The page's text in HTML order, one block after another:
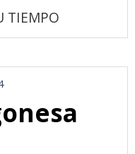
TIEMPO